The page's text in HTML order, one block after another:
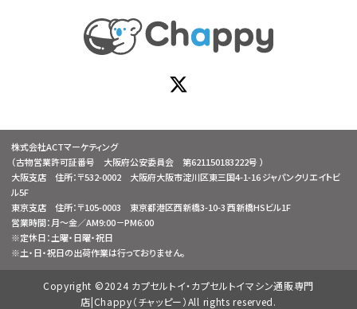
株式会社ACTマーケティング
（古物営業許可証番号 大阪府公安委員会 第621150183222号 ）
大阪支店 住所：〒532-0002 大阪府大阪市淀川区東三国4-1-16 ジャパンクリエイトビ
ル5F
東京支店 住所：〒105-0003 東京都港区西新橋3-10-3 西新橋HSビル1F
営業時間：月～金／AM9:00－PM6:00
※定休日：土曜・日曜・祝日
※土・日・祝日の出荷作業は行っておりません。
Copyright ©2024 カプセルトイ・カプセルトイマシン通販専門
店|Chappy（チャッピー）All rights reserved.